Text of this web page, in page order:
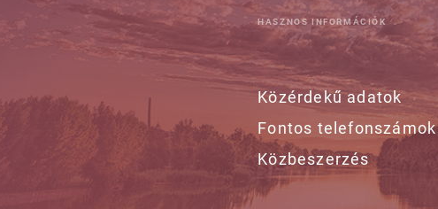
HASZNOS INFORMÁCIÓK
Közérdekű adatok
Fontos telefonszámok
Közbeszerzés